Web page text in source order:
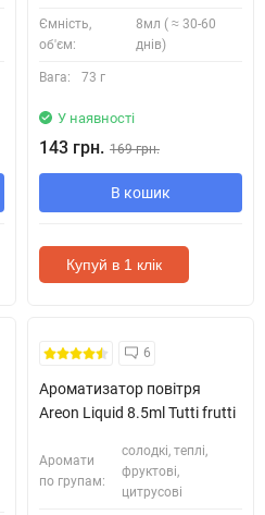
Ємність,
об'єм:
8мл ( ≈ 30-60
днів)
Вага: 73 г
У наявності
143 грн. 169 грн.
В кошик
Купуй в 1 клік
6
Ароматизатор повітря
Areon Liquid 8.5ml Tutti frutti
Аромати
по групам:
солодкі, теплі,
фруктові,
цитрусові